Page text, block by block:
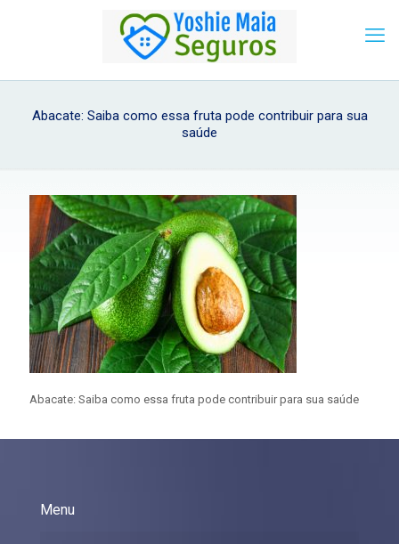
Abacate: Saiba como essa fruta pode contribuir para sua
saúde
Abacate: Saiba como essa fruta pode contribuir para sua saúde
Menu